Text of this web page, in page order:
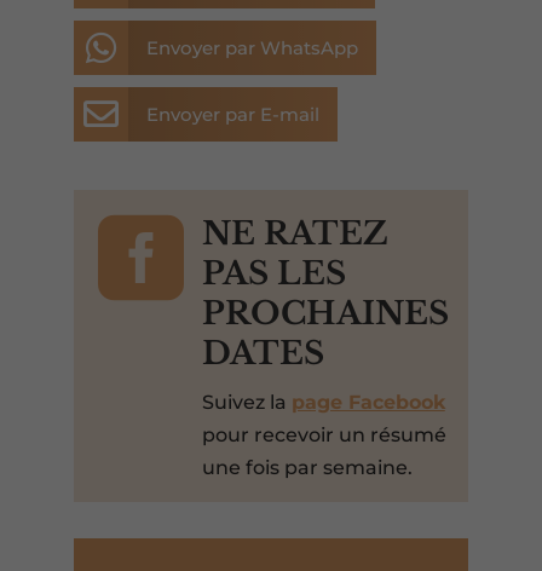
 Envoyer par WhatsApp
 Envoyer par E-mail

NE RATEZ
PAS LES
PROCHAINES
DATES
Suivez la page Facebook
pour recevoir un résumé
une fois par semaine.